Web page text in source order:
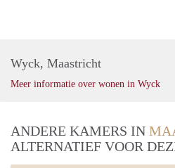
Wyck, Maastricht
Meer informatie over wonen in Wyck
ANDERE KAMERS IN
ALTERNATIEF VOOR